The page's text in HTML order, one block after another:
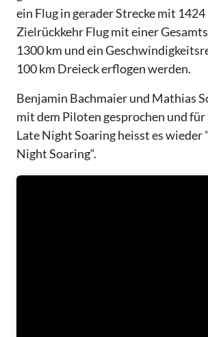
ein Flug in gerader Strecke mit 1424
Zielrückkehr Flug mit einer
1300 km und ein
100 km Dreieck erflogen werden.
Benjamin Bachmaier und Mathias
mit dem Piloten gesprochen und für
Late Night Soaring heisst es wieder
Night Soaring“.